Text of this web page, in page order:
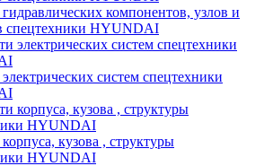
гидравлических компонентов, узлов и
спецтехники HYUNDAI
систем спецтехники
кузова , структуры
HYUNDAI